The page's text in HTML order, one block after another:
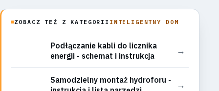
ZOBACZ TEŻ Z KATEGORII INTELIGENTNY DOM
Podłączanie kabli do licznika
energii - schemat i instrukcja
→
Samodzielny montaż hydroforu -
→